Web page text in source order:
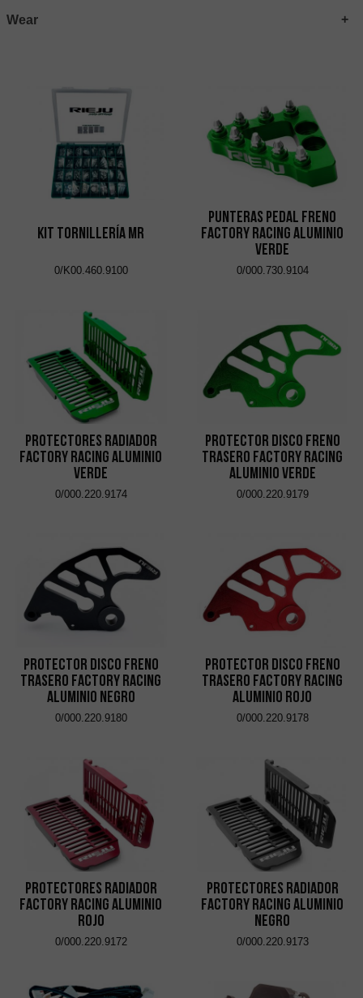
Wear
Kit Tornillería MR
0/K00.460.9100
Punteras Pedal Freno
Factory Racing Aluminio
Verde
0/000.730.9104
Protectores Radiador
Factory Racing Aluminio
Verde
0/000.220.9174
Protector Disco Freno
Trasero Factory Racing
Aluminio Verde
0/000.220.9179
Protector Disco Freno
Trasero Factory Racing
Aluminio Negro
0/000.220.9180
Protector Disco Freno
Trasero Factory Racing
Aluminio Rojo
0/000.220.9178
Protectores Radiador
Factory Racing Aluminio
Rojo
0/000.220.9172
Protectores Radiador
Factory Racing Aluminio
Negro
0/000.220.9173